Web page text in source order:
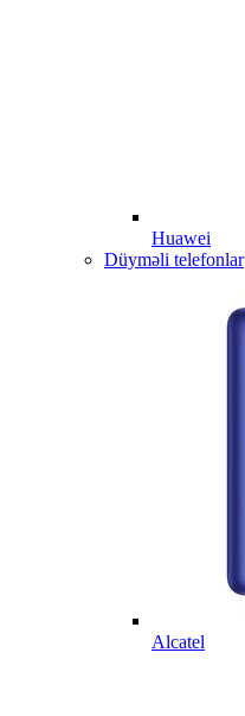
Huawei
Düyməli telefonlar
Alcatel